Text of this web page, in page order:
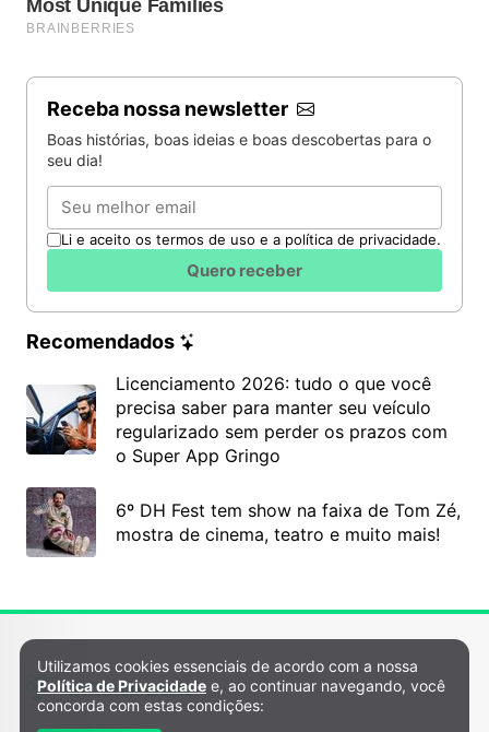
Receba nossa newsletter
Boas histórias, boas ideias e boas descobertas para o
seu dia!
Email
Li e aceito os termos de uso e a política de privacidade.
Quero receber
Recomendados
Licenciamento 2026: tudo o que você
precisa saber para manter seu veículo
regularizado sem perder os prazos com
o Super App Gringo
6º DH Fest tem show na faixa de Tom Zé,
mostra de cinema, teatro e muito mais!
Política de Privacidade e Cookies
Utilizamos cookies essenciais de acordo com a nossa
Política de Privacidade e, ao continuar navegando, você
concorda com estas condições: